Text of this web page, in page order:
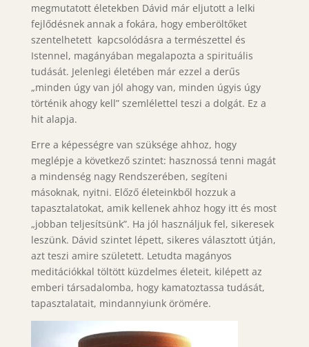
megmutatott életekben Dávid már eljutott a lelki
fejlődésnek annak a fokára, hogy emberöltőket
szentelhetett kapcsolódásra a természettel és
Istennel, magányában megalapozta a spirituális
tudását. Jelenlegi életében már ezzel a derűs
„minden úgy van jól ahogy van, minden úgyis úgy
történik ahogy kell” szemlélettel teszi a dolgát. Ez a
hit alapja.
Erre a képességre van szüksége ahhoz, hogy
meglépje a következő szintet: hasznossá tenni magát
a mindenség nagy Rendszerében, segíteni
másoknak, nyitni. Előző életeinkből hozzuk a
tapasztalatokat, amik kellenek ahhoz hogy itt és most
„jobban teljesítsünk”. Ha jól használjuk fel, sikeresek
leszünk. Dávid szintet lépett, sikeres választott útján,
azt teszi amire született. Letudta magányos
meditációkkal töltött küzdelmes életeit, kilépett az
emberi társadalomba, hogy kamatoztassa tudását,
tapasztalatait, mindannyiunk örömére.